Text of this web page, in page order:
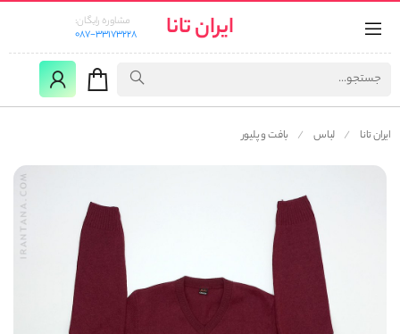
ایران تانا
مشاوره رایگان:
087-33173228
ایران تانا لباس بافت و پلیور